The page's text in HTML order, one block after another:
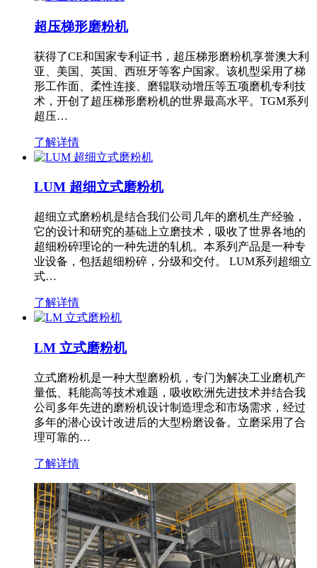
超压梯形磨粉机
获得了CE和国家专利证书，超压梯形磨粉机享誉澳大利
亚、美国、英国、西班牙等客户国家。该机型采用了梯
形工作面、柔性连接、磨辊联动增压等五项磨机专利技
术，开创了超压梯形磨粉机的世界最高水平。TGM系列
超压…
了解详情
LUM 超细立式磨粉机
超细立式磨粉机是结合我们公司几年的磨机生产经验，
它的设计和研究的基础上立磨技术，吸收了世界各地的
超细粉碎理论的一种先进的轧机。本系列产品是一种专
业设备，包括超细粉碎，分级和交付。 LUM系列超细立
式…
了解详情
LM 立式磨粉机
立式磨粉机是一种大型磨粉机，专门为解决工业磨机产
量低、耗能高等技术难题，吸收欧洲先进技术并结合我
公司多年先进的磨粉机设计制造理念和市场需求，经过
多年的潜心设计改进后的大型粉磨设备。立磨采用了合
理可靠的…
了解详情